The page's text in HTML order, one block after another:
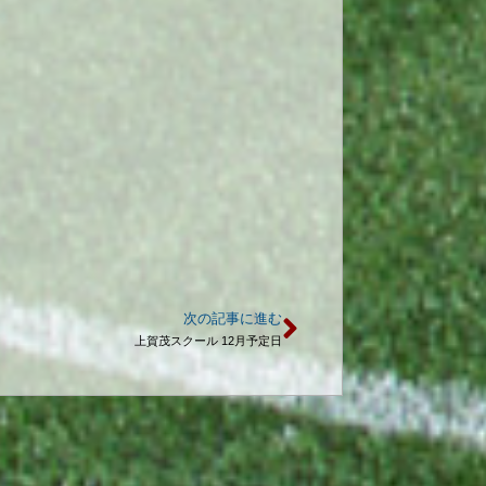
次の記事に進む
上賀茂スクール 12月予定日